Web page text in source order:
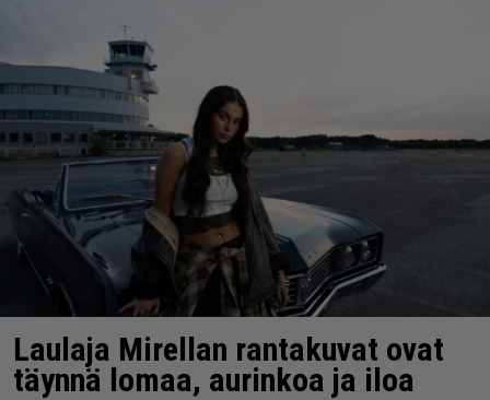
Laulaja Mirellan rantakuvat ovat
täynnä lomaa, aurinkoa ja iloa